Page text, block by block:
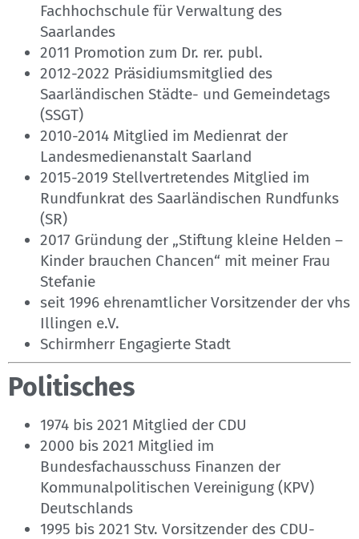
Fachhochschule für Verwaltung des
Saarlandes
2011 Promotion zum Dr. rer. publ.
2012-2022 Präsidiumsmitglied des
Saarländischen Städte- und Gemeindetags
(SSGT)
2010-2014 Mitglied im Medienrat der
Landesmedienanstalt Saarland
2015-2019 Stellvertretendes Mitglied im
Rundfunkrat des Saarländischen Rundfunks
(SR)
2017 Gründung der „Stiftung kleine Helden –
Kinder brauchen Chancen“ mit meiner Frau
Stefanie
seit 1996 ehrenamtlicher Vorsitzender der vhs
Illingen e.V.
Schirmherr Engagierte Stadt
Politisches
1974 bis 2021 Mitglied der CDU
2000 bis 2021 Mitglied im
Bundesfachausschuss Finanzen der
Kommunalpolitischen Vereinigung (KPV)
Deutschlands
1995 bis 2021 Stv. Vorsitzender des CDU-